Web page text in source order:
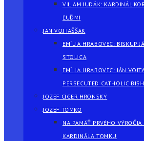
VILIAM JUDÁK: KARDINÁL
ĽUĎMI
JÁN VOJTAŠŠÁK
EMÍLIA HRABOVEC: BISKUP
STOLICA
EMÍLIA HRABOVEC: JÁN
PERSECUTED CATHOLIC
JOZEF CÍGER HRONSKÝ
JOZEF TOMKO
NA PAMÄŤ PRVÉHO VÝROČIA
KARDINÁLA TOMKU